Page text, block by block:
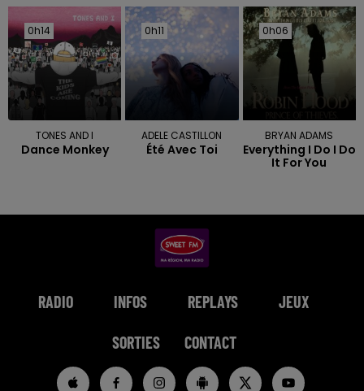
0h14
0h14
TONES AND I
Dance Monkey
0h11
0h11
ADELE CASTILLON
Été Avec Toi
0h06
0h06
BRYAN ADAMS
Everything I Do I Do
It For You
RADIO INFOS REPLAYS JEUX
SORTIES CONTACT